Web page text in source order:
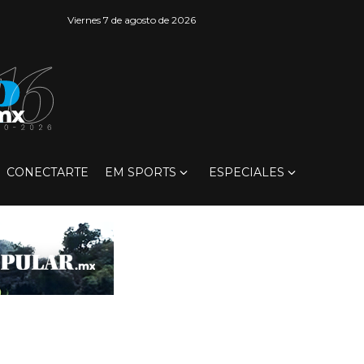
Viernes 7 de agosto de 2026
CONECTARTE EM SPORTS ESPECIALES